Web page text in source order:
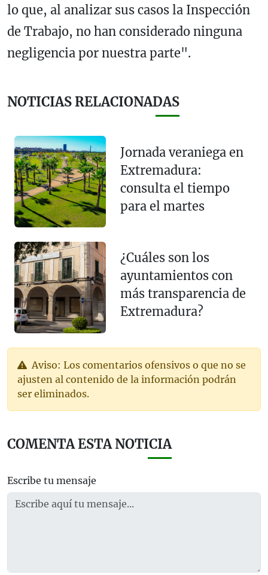
lo que, al analizar sus casos la Inspección
de Trabajo, no han considerado ninguna
negligencia por nuestra parte".
NOTICIAS RELACIONADAS
Jornada veraniega en
Extremadura:
consulta el tiempo
para el martes
¿Cuáles son los
ayuntamientos con
más transparencia de
Extremadura?
Aviso: Los comentarios ofensivos o que no se
ajusten al contenido de la información podrán
ser eliminados.
COMENTA ESTA NOTICIA
Escribe tu mensaje